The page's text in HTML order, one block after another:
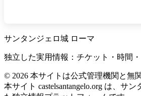
サンタンジェロ城 ローマ
独立した実用情報：チケット・時間・
© 2026 本サイトは公式管理機関と無
本サイト castelsantangelo.org は、サ